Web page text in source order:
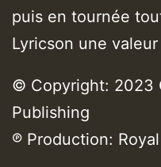
puis en tournée
Lyricson une
© Copyright: 2023
Publishing
℗ Production: